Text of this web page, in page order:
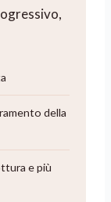
della
e più